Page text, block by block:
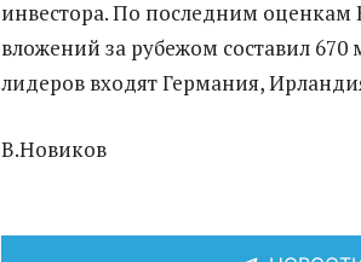
инвестора. По последним
вложений за рубежом составил
лидеров входят Германия,
В.Новиков